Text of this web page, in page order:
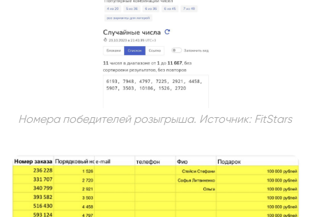
Номера победителей розыгрыша. Источник: FitStars